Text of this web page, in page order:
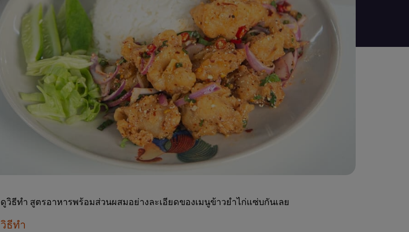
ดูวิธีทำ สูตรอาหารพร้อมส่วนผสมอย่างละเอียดของเมนูข้าวยำไก่แซ่บกันเลย
วิธีทำ